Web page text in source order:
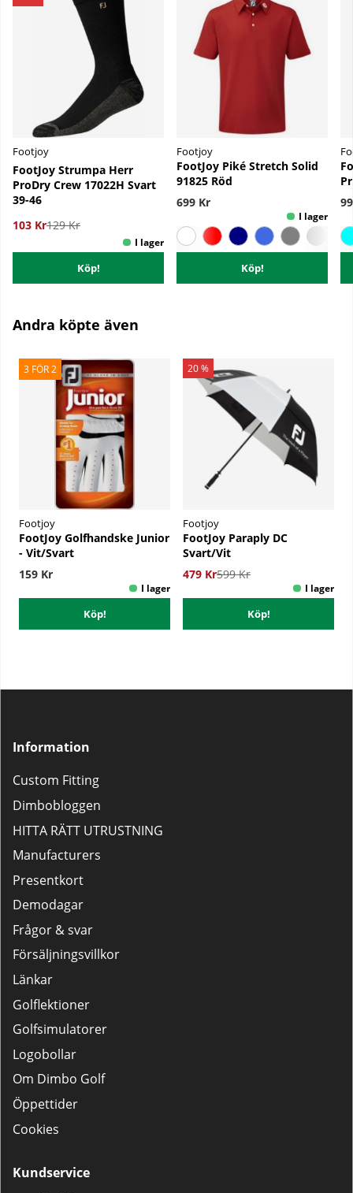
Footjoy
FootJoy Strumpa Herr
ProDry Crew 17022H Svart
39-46
103 Kr129 Kr
Köp!
Footjoy
FootJoy Piké Stretch Solid
91825 Röd
699 Kr
Köp!
Andra köpte även
3 FÖR 2
Footjoy
FootJoy Golfhandske Junior
- Vit/Svart
159 Kr
Köp!
20 %
Footjoy
FootJoy Paraply DC
Svart/Vit
479 Kr599 Kr
Köp!
Information
Custom Fitting
Dimbobloggen
HITTA RÄTT UTRUSTNING
Manufacturers
Presentkort
Demodagar
Frågor & svar
Försäljningsvillkor
Länkar
Golflektioner
Golfsimulatorer
Logobollar
Om Dimbo Golf
Öppettider
Cookies
Kundservice